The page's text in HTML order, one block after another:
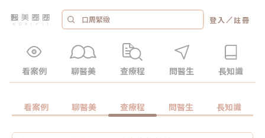
登入 ／註冊
看案例 聊醫美 查療程 問醫生 長知識
看案例 聊醫美 查療程 問醫生 長知識